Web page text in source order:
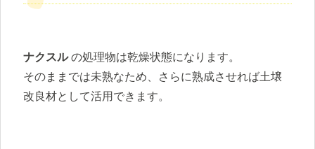
ナクスルの処理物は乾燥状態になります。
そのままでは未熟なため、さらに熟成させれば土壌
改良材として活用できます。